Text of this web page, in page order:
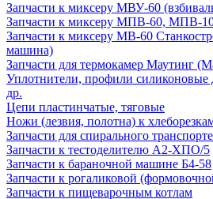
Запчасти к миксеру МВУ-60
Запчасти к миксеру МПВ-60, МПВ-
Запчасти к миксеру МВ-60
машина)
Запчасти для термокамер Маутинг
Уплотнители, профили силиконовые
др.
Цепи пластинчатые, тяговые
Ножи (лезвия, полотна) к
Запчасти для спирального
Запчасти к тестоделителю А2-ХПО/5
Запчасти к бараночной машине Б4-58
Запчасти к рогаликовой
Запчасти к пищеварочным котлам